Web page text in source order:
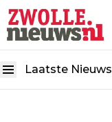
Laatste Nieuws